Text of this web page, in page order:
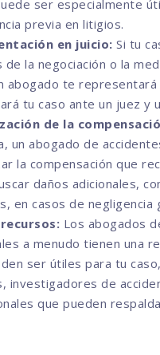
ser especialmente
previa en litigios.
en juicio: Si tu
la negociación o la
abogado te
tu caso ante un juez y
de la
un abogado de
la compensación que
daños adicionales,
en casos de negligencia
Los abogados
a menudo tienen una
ser útiles para tu
investigadores de
que pueden